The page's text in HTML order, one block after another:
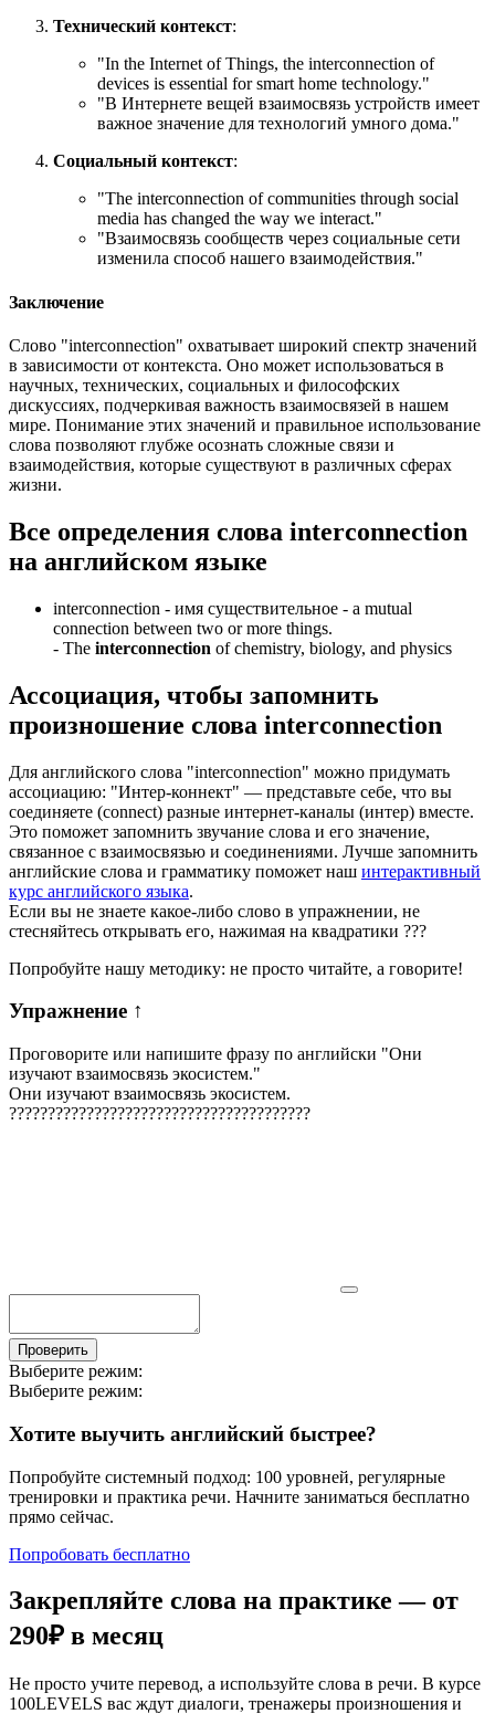
Технический контекст:
"In the Internet of Things, the interconnection of
devices is essential for smart home technology."
"В Интернете вещей взаимосвязь устройств имеет
важное значение для технологий умного дома."
Социальный контекст:
"The interconnection of communities through social
media has changed the way we interact."
"Взаимосвязь сообществ через социальные сети
изменила способ нашего взаимодействия."
Заключение
Слово "interconnection" охватывает широкий спектр значений
в зависимости от контекста. Оно может использоваться в
научных, технических, социальных и философских
дискуссиях, подчеркивая важность взаимосвязей в нашем
мире. Понимание этих значений и правильное использование
слова позволяют глубже осознать сложные связи и
взаимодействия, которые существуют в различных сферах
жизни.
Все определения слова interconnection
на английском языке
interconnection - имя существительное - a mutual
connection between two or more things.
- The interconnection of chemistry, biology, and physics
Ассоциация, чтобы запомнить
произношение слова interconnection
Для английского слова "interconnection" можно придумать
ассоциацию: "Интер-коннект" — представьте себе, что вы
соединяете (connect) разные интернет-каналы (интер) вместе.
Это поможет запомнить звучание слова и его значение,
связанное с взаимосвязью и соединениями. Лучше запомнить
английские слова и грамматику поможет наш интерактивный
курс английского языка.
Если вы не знаете какое-либо слово в упражнении, не
стесняйтесь открывать его, нажимая на квадратики ???
Попробуйте нашу методику: не просто читайте, а говорите!
Упражнение ↑
Проговорите или напишите фразу по английски "Они
изучают взаимосвязь экосистем."
Они изучают взаимосвязь экосистем.
???????????????????????????????????????
Проверить
Выберите режим:
Выберите режим:
Хотите выучить английский быстрее?
Попробуйте системный подход: 100 уровней, регулярные
тренировки и практика речи. Начните заниматься бесплатно
прямо сейчас.
Попробовать бесплатно
Закрепляйте слова на практике — от
290₽ в месяц
Не просто учите перевод, а используйте слова в речи. В курсе
100LEVELS вас ждут диалоги, тренажеры произношения и